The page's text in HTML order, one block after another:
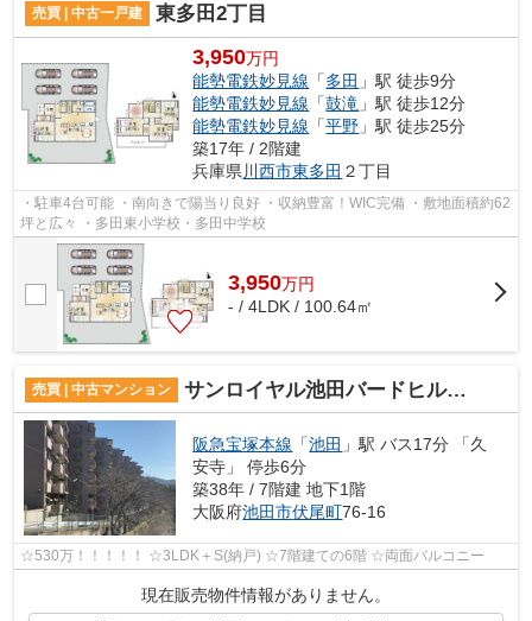
売買 | 中古一戸建 東多田2丁目
3,950万円
能勢電鉄妙見線 「多田 」駅 徒歩9分
能勢電鉄妙見線 「鼓滝 」駅 徒歩12分
能勢電鉄妙見線 「平野 」駅 徒歩25分
築17年 / 2階建
兵庫県 川西市東多田 ２丁目
・駐車4台可能 ・南向きで陽当り良好 ・収納豊富！WIC完備 ・敷地面積約62
坪と広々 ・多田東小学校・多田中学校
3,950万円
- / 4LDK / 100.64㎡
売買 | 中古マンション サンロイヤル池田バードヒルズ壱号館
阪急宝塚本線 「池田 」駅 バス17分 「久
安寺」 停歩6分
築38年 / 7階建 地下1階
大阪府池田市伏尾町76-16
☆530万！！！！！ ☆3LDK＋S(納戸) ☆7階建ての6階 ☆両面バルコニー
現在販売物件情報がありません。